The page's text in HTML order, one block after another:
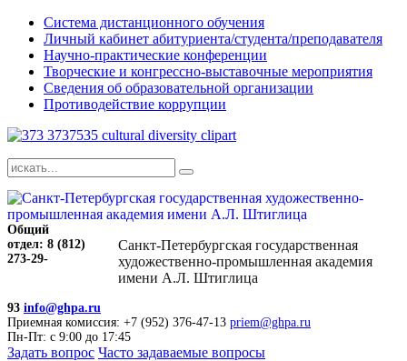
Система дистанционного обучения
Личный кабинет абитуриента/студента/преподавателя
Научно-практические конференции
Творческие и конгрессно-выставочные мероприятия
Сведения об образовательной организации
Противодействие коррупции
Санкт-Петербургская государственная
художественно-промышленная академия
имени А.Л. Штиглица
Общий
отдел: 8 (812)
273-29-
93 info@ghpa.ru
Приемная комиссия: +7 (952) 376-47-13 priem@ghpa.ru
Пн-Пт: с 9:00 до 17:45
Задать вопрос Часто задаваемые вопросы